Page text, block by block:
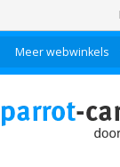
Meer webwinkels